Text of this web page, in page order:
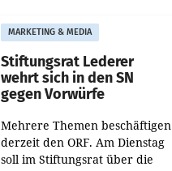
freigegeben: Die
Bundeswettbewerbsbehörde
und der Bundeskartellanwalt
MARKETING & MEDIA
Stiftungsrat Lederer
wehrt sich in den SN
gegen Vorwürfe
Mehrere Themen beschäftigen
derzeit den ORF. Am Dienstag
soll im Stiftungsrat über die